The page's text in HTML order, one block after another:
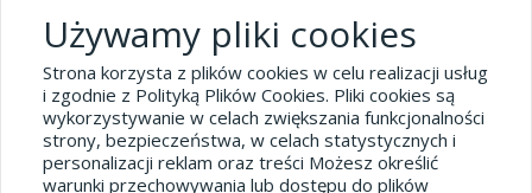
Polityka prywatności i pliki cookies
Blog
Dane kontaktowe
tel.32 445-74-07
Używamy pliki cookies
Strona korzysta z plików cookies w celu realizacji usług
i zgodnie z Polityką Plików Cookies. Pliki cookies są
wykorzystywanie w celach zwiększania funkcjonalności
strony, bezpieczeństwa, w celach statystycznych i
personalizacji reklam oraz treści Możesz określić
warunki przechowywania lub dostępu do plików